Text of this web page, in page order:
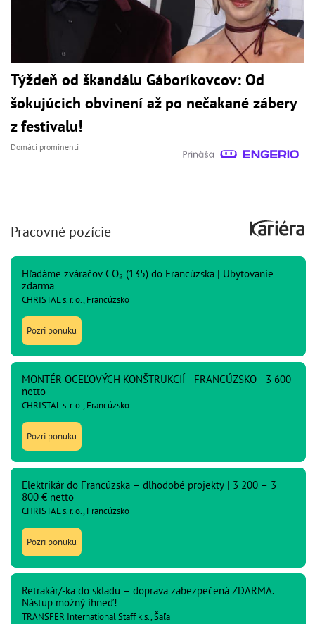
Týždeň od škandálu Gáboríkovcov: Od
šokujúcich obvinení až po nečakané zábery
z festivalu!
Domáci prominenti
Pracovné pozície
Hľadáme zváračov CO₂ (135) do Francúzska | Ubytovanie
zdarma
CHRISTAL s. r. o., Francúzsko
Pozri ponuku
MONTÉR OCEĽOVÝCH KONŠTRUKCIÍ - FRANCÚZSKO - 3 600
netto
CHRISTAL s. r. o., Francúzsko
Pozri ponuku
Elektrikár do Francúzska – dlhodobé projekty | 3 200 – 3
800 € netto
CHRISTAL s. r. o., Francúzsko
Pozri ponuku
Retrakár/-ka do skladu – doprava zabezpečená ZDARMA.
Nástup možný ihneď!
TRANSFER International Staff k.s., Šaľa